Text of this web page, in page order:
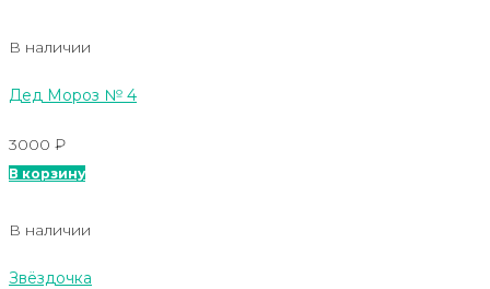
В наличии
Дед Мороз № 4
3000 ₽
В корзину
В наличии
Звёздочка